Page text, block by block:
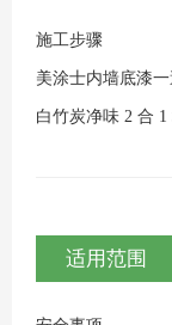
施工步骤
美涂士内墙底漆一
白竹炭净味 2 合 1
适用范围